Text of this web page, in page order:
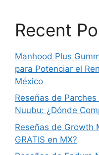
Recent
Manhood Plus
para Potenciar el
México
Reseñas de
Nuubu: ¿Dónde
Reseñas de Growth
GRATIS en MX?